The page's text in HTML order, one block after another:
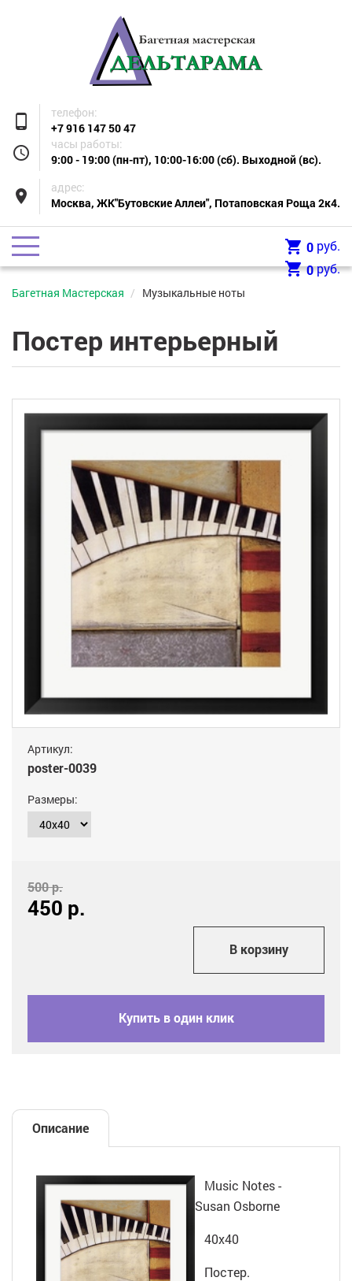
phone_android
телефон:
+7 916 147 50 47
access_time
часы работы:
9:00 - 19:00 (пн-пт), 10:00-16:00 (сб). Выходной (вс).
place
адрес:
Москва, ЖК"Бутовские Аллеи", Потаповская Роща 2к4.
shopping_cart 0 руб.
shopping_cart0руб.
Багетная Мастерская Музыкальные ноты
Постер интерьерный
Артикул:
poster-0039
Размеры:
500 р.
450 р.
В корзину
Купить в один клик
Описание
Music Notes -
Susan Osborne
40х40
Постер.